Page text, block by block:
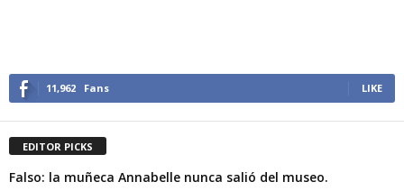
11,962 Fans LIKE
EDITOR PICKS
Falso: la muñeca Annabelle nunca salió del museo.